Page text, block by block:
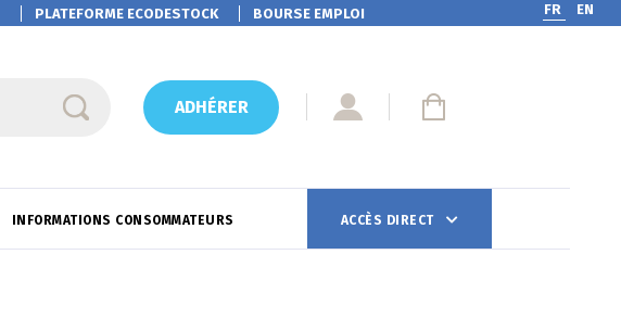
PLATEFORMEECODESTOCK BOURSE EMPLOI FR EN
ADHÉRER
INFORMATIONS CONSOMMATEURS ACCÈS DIRECT